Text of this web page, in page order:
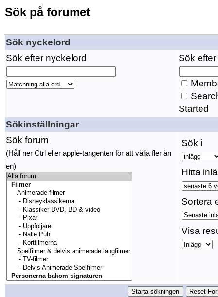
Sök på forumet
Sök nyckelord
Sök efter nyckelord
Sök
Started
Sökinställningar
Sök forum
(Håll ner Ctrl eller apple-tangenten för att välja fler än
en)
Sök i
Hitta
Sortera
Visa